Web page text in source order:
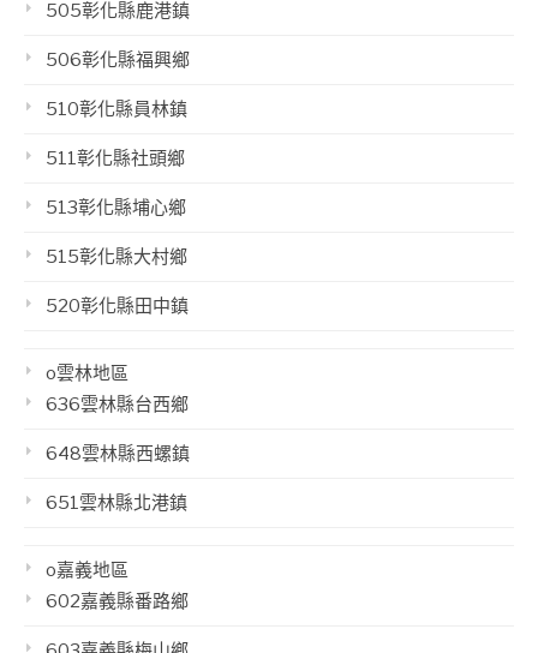
505彰化縣鹿港鎮
506彰化縣福興鄉
510彰化縣員林鎮
511彰化縣社頭鄉
513彰化縣埔心鄉
515彰化縣大村鄉
520彰化縣田中鎮
o雲林地區
636雲林縣台西鄉
648雲林縣西螺鎮
651雲林縣北港鎮
o嘉義地區
602嘉義縣番路鄉